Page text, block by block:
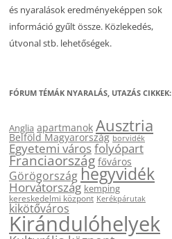
és nyaralások eredményeképpen sok
információ gyűlt össze. Közlekedés,
útvonal stb. lehetőségek.
FÓRUM TÉMÁK NYARALÁS, UTAZÁS CIKKEK:
Anglia apartmanok Ausztria
Belföld Magyarország borvidék
Egyetemi városfolyópart
Franciaország főváros
Görögországhegyvidék
Horvátország kemping
kereskedelmi központ Kerékpárutak
kikötőváros
Kirándulóhelyek